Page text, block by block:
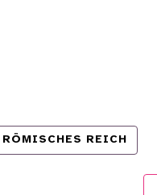
RÖMISCHES REICH